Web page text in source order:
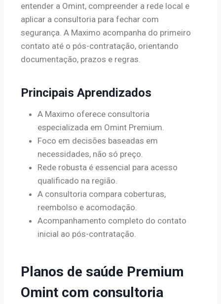
entender a Omint, compreender a rede local e
aplicar a consultoria para fechar com
segurança. A Maximo acompanha do primeiro
contato até o pós-contratação, orientando
documentação, prazos e regras.
Principais Aprendizados
A Maximo oferece consultoria
especializada em Omint Premium.
Foco em decisões baseadas em
necessidades, não só preço.
Rede robusta é essencial para acesso
qualificado na região.
A consultoria compara coberturas,
reembolso e acomodação.
Acompanhamento completo do contato
inicial ao pós-contratação.
Planos de saúde Premium
Omint com consultoria